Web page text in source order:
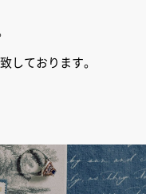
しております。